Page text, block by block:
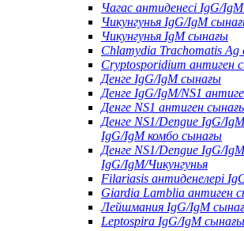
Чагас антиденесі IgG/
Чикунгунья IgG/IgM
Чикунгунья IgM сынағы
Chlamydia Trachomatis Ag
Cryptosporidium антиген
Денге IgG/IgM сынағы
Денге IgG/IgM/NS1
Денге NS1 антиген
Денге NS1/Dengue IgG/
IgG/IgM комбо сынағы
Денге NS1/Dengue IgG/
IgG/IgM/Чикунгунья
Filariasis антиденелері
Giardia Lamblia антиген
Лейшмания IgG/IgM
Leptospira IgG/IgM сынағы